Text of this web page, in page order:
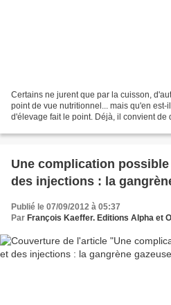
Certains ne jurent que par la cuisson,
point de vue nutritionnel... mais qu'en
d'élevage fait le point. Déjà, il convient de
Une complication
des injections : la
Publié le 07/09/2012 à 05:37
Par François Kaeffer. Editions Alpha et